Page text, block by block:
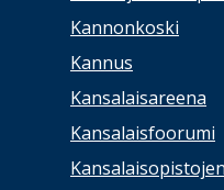
Kannonkoski
Kannus
Kansalaisareena
Kansalaisfoorumi